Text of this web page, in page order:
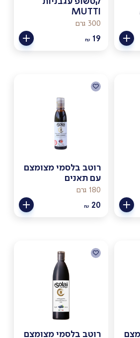
MUTTI
300 גרם
₪ 19
רוטב בלסמי מצומצם
עם תאנים
180 גרם
₪ 20
רוטב בלסמי מצומצם